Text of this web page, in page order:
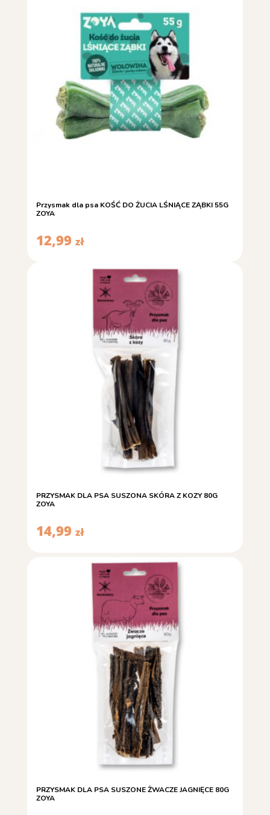
Przysmak dla psa KOŚĆ DO ŻUCIA LŚNIĄCE ZĄBKI 55G
ZOYA
12,99 zł
PRZYSMAK DLA PSA SUSZONA SKÓRA Z KOZY 80G
ZOYA
14,99 zł
PRZYSMAK DLA PSA SUSZONE ŻWACZE JAGNIĘCE 80G
ZOYA